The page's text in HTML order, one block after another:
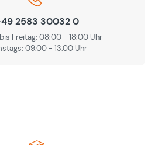
2583 30032 0
Freitag: 08:00 - 18:00 Uhr
09.00 - 13.00 Uhr